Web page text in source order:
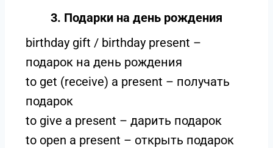
3. Подарки на день рождения
birthday gift / birthday present –
подарок на день рождения
to get (receive) a present – получать
подарок
to give a present – дарить подарок
to open a present – открыть подарок